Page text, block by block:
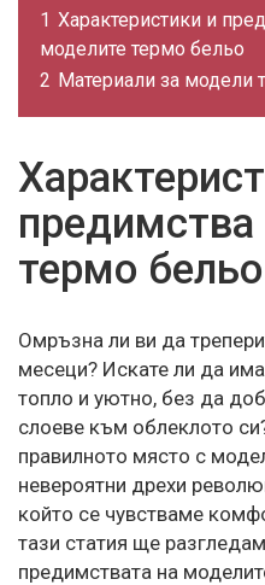
1 Характеристики и
моделите термо бельо
2 Материали за модели
термо бельо
Омръзна ли ви да
месеци? Искате ли да
топло и уютно, без да
слоеве към облеклото
правилното място с
невероятни дрехи
който се чувстваме
тази статия ще
предимствата на